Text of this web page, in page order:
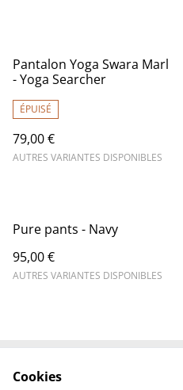
Pantalon Yoga Swara Marl
- Yoga Searcher
ÉPUISÉ
79,00 €
AUTRES VARIANTES DISPONIBLES
Pure pants - Navy
95,00 €
AUTRES VARIANTES DISPONIBLES
Cookies